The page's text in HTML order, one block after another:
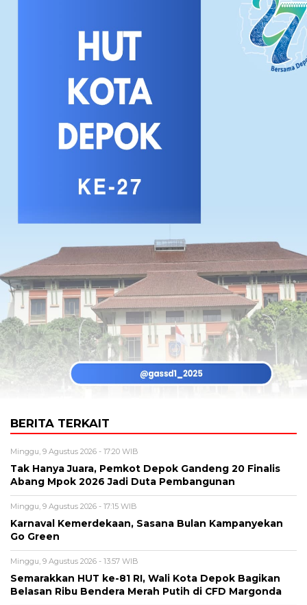
BERITA TERKAIT
Minggu, 9 Agustus 2026 - 17:20 WIB
Tak Hanya Juara, Pemkot Depok Gandeng 20 Finalis
Abang Mpok 2026 Jadi Duta Pembangunan
Minggu, 9 Agustus 2026 - 17:15 WIB
Karnaval Kemerdekaan, Sasana Bulan Kampanyekan
Go Green
Minggu, 9 Agustus 2026 - 13:57 WIB
Semarakkan HUT ke-81 RI, Wali Kota Depok Bagikan
Belasan Ribu Bendera Merah Putih di CFD Margonda